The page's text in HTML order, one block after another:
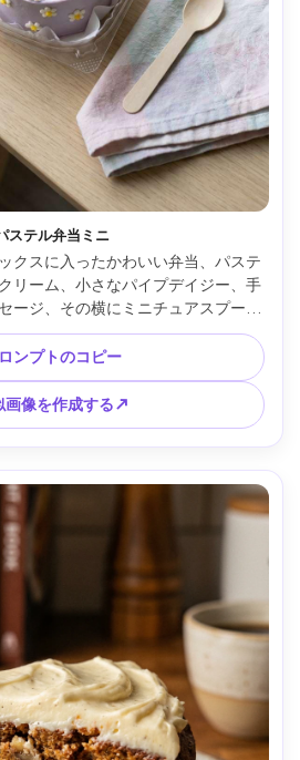
ステル弁当ミニ
クスに入ったかわいい弁当、パステ
リーム、小さなパイプデイジー、手
ージ、その横にミニチュアスプーン
いテーブルトップ、柔らかいウィン
撮影、35mmレンズ、f/2.0、トップ
ォトリアルでトレンディな社会的美
学 --ar 4:5
ンプトのコピー
画像を作成する↗